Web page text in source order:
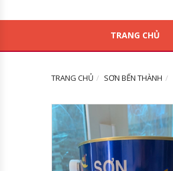
TRANG CHỦ
TRANG CHỦ SƠN BẾN THÀNH